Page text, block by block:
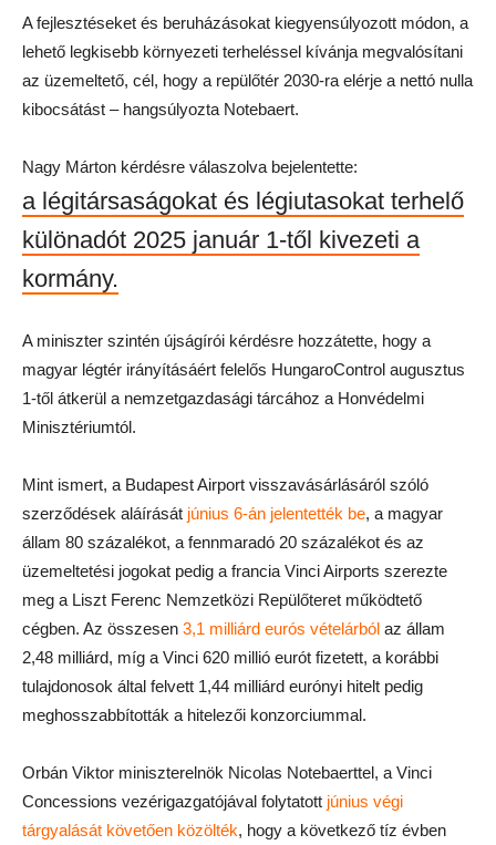
A fejlesztéseket és beruházásokat kiegyensúlyozott módon, a
lehető legkisebb környezeti terheléssel kívánja megvalósítani
az üzemeltető, cél, hogy a repülőtér 2030-ra elérje a nettó nulla
kibocsátást – hangsúlyozta Notebaert.
Nagy Márton kérdésre válaszolva bejelentette:
a légitársaságokat és légiutasokat terhelő
különadót 2025 január 1-től kivezeti a
kormány.
A miniszter szintén újságírói kérdésre hozzátette, hogy a
magyar légtér irányításáért felelős HungaroControl augusztus
1-től átkerül a nemzetgazdasági tárcához a Honvédelmi
Minisztériumtól.
Mint ismert, a Budapest Airport visszavásárlásáról szóló
szerződések aláírását június 6-án jelentették be, a magyar
állam 80 százalékot, a fennmaradó 20 százalékot és az
üzemeltetési jogokat pedig a francia Vinci Airports szerezte
meg a Liszt Ferenc Nemzetközi Repülőteret működtető
cégben. Az összesen 3,1 milliárd eurós vételárból az állam
2,48 milliárd, míg a Vinci 620 millió eurót fizetett, a korábbi
tulajdonosok által felvett 1,44 milliárd eurónyi hitelt pedig
meghosszabbították a hitelezői konzorciummal.
Orbán Viktor miniszterelnök Nicolas Notebaerttel, a Vinci
Concessions vezérigazgatójával folytatott június végi
tárgyalását követően közölték, hogy a következő tíz évben